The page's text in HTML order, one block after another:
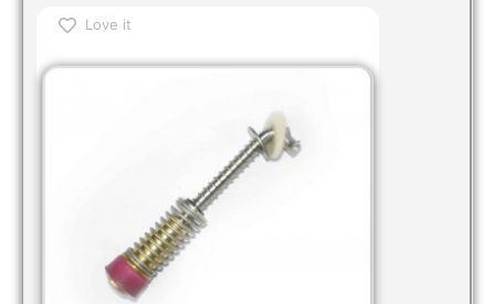
Love it